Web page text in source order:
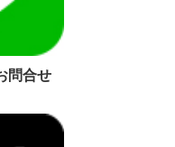
問合せ